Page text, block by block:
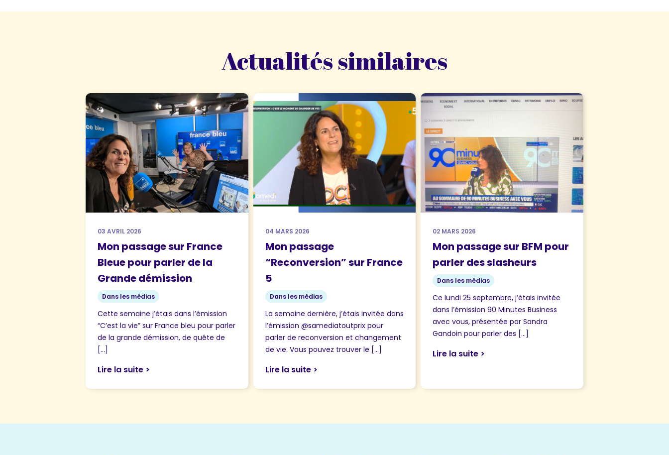
Actualités similaires
03 AVRIL 2026
Mon passage sur France
Bleue pour parler de la
Grande démission
Dans les médias
Cette semaine j’étais dans l’émission
“C’est la vie” sur France bleu pour parler
de la grande démission, de quête de
[…]
Lire la suite >
04 MARS 2026
Mon passage
“Reconversion” sur France
5
Dans les médias
La semaine dernière, j’étais invitée dans
l’émission @samediatoutprix pour
parler de reconversion et changement
de vie. Vous pouvez trouver le […]
Lire la suite >
02 MARS 2026
Mon passage sur BFM pour
parler des slasheurs
Dans les médias
Ce lundi 25 septembre, j’étais invitée
dans l’émission 90 Minutes Business
avec vous, présentée par Sandra
Gandoin pour parler des […]
Lire la suite >